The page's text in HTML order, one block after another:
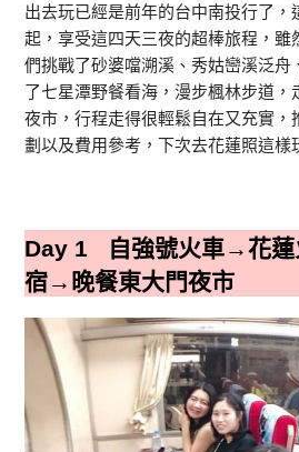
出去玩已經是前年的台中南投行了，
起，享受這四天三夜的超棒旅程，雖
們挑戰了砂婆噹溯溪、秀姑巒溪泛舟
了七星潭野餐看海，漫步楓林步道，
夜市，行程走得很輕鬆自在又充實，
劃以及費用參考，下次去花蓮照這樣
Day 1 自強號火車→花
宿→晚餐東大門夜市